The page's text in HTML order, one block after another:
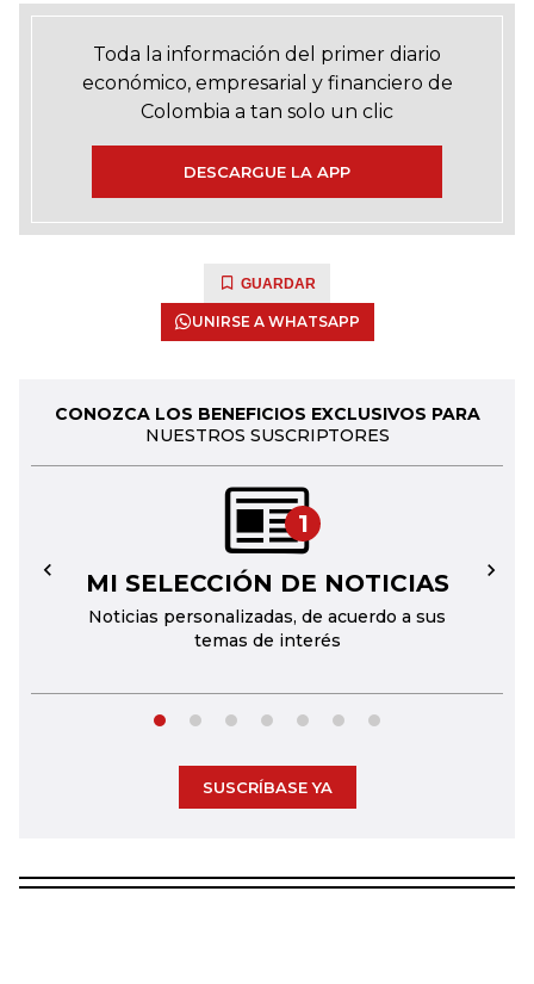
Toda la información del primer diario
económico, empresarial y financiero de
Colombia a tan solo un clic
DESCARGUE LA APP
GUARDAR
UNIRSE A WHATSAPP
CONOZCA LOS BENEFICIOS EXCLUSIVOS PARA
NUESTROS SUSCRIPTORES
1
MI SELECCIÓN DE NOTICIAS
Noticias personalizadas, de acuerdo a sus
temas de interés
← →
SUSCRÍBASE YA